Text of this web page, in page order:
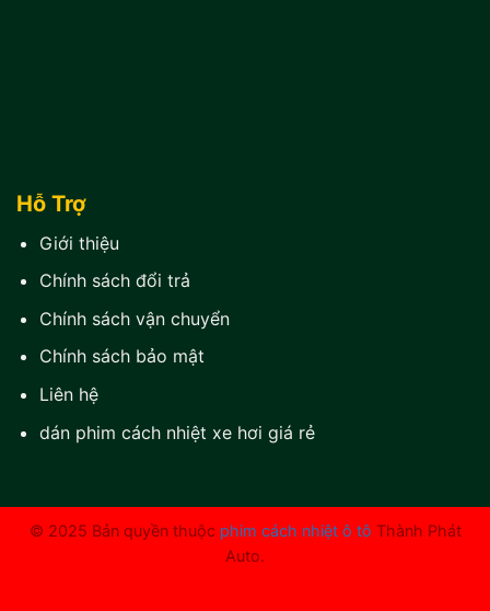
Hỗ Trợ
Giới thiệu
Chính sách đổi trả
Chính sách vận chuyển
Chính sách bảo mật
Liên hệ
dán phim cách nhiệt xe hơi giá rẻ
© 2025 Bản quyền thuộc phim cách nhiệt ô tô Thành Phát
Auto.